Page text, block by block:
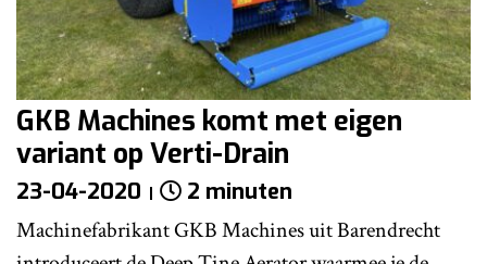
GKB Machines komt met eigen
variant op Verti-Drain
23-04-2020 2 minuten
Machinefabrikant GKB Machines uit Barendrecht